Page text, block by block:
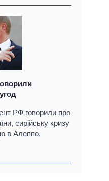
РФ говорили про
сирійську кризу
в Алеппо.